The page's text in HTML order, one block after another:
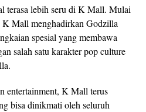
terasa lebih seru di K Mall. Mulai
Mall menghadirkan Godzilla
spesial yang membawa
salah satu karakter pop culture
entertainment, K Mall terus
bisa dinikmati oleh seluruh